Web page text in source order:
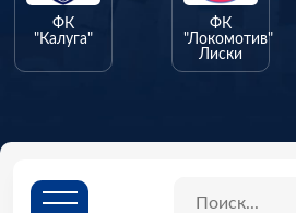
ФК
"Калуга"
ФК
"Локомотив"
Лиски